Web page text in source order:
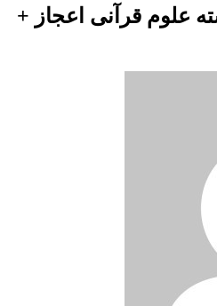
علوم قرآنی اعجاز +